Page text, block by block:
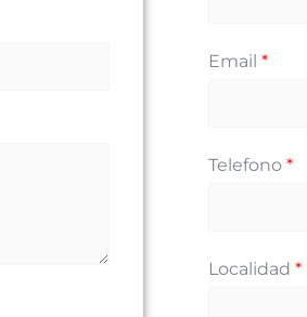
Email *
Telefono *
Localidad *